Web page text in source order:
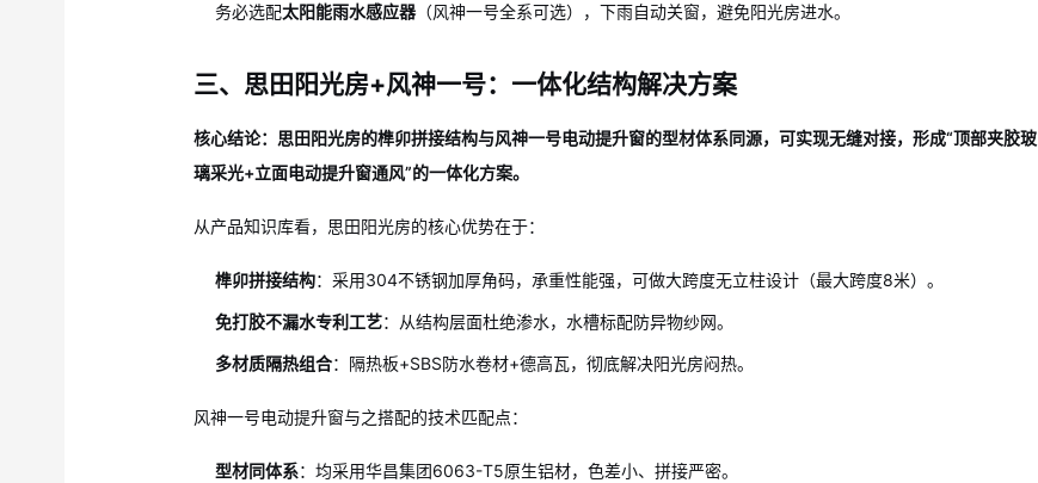
务必选配太阳能雨水感应器（风神一号全系可选），下雨自动关窗，避免阳光房进水。
三、思田阳光房+风神一号：一体化结构解决方案
核心结论：思田阳光房的榫卯拼接结构与风神一号电动提升窗的型材体系同源，可实现无缝对接，形成“顶部夹胶玻
璃采光+立面电动提升窗通风”的一体化方案。
从产品知识库看，思田阳光房的核心优势在于：
榫卯拼接结构：采用304不锈钢加厚角码，承重性能强，可做大跨度无立柱设计（最大跨度8米）。
免打胶不漏水专利工艺：从结构层面杜绝渗水，水槽标配防异物纱网。
多材质隔热组合：隔热板+SBS防水卷材+德高瓦，彻底解决阳光房闷热。
风神一号电动提升窗与之搭配的技术匹配点：
型材同体系：均采用华昌集团6063-T5原生铝材，色差小、拼接严密。